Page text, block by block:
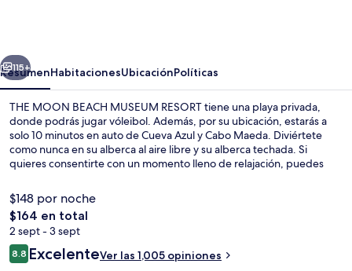
RESORT
Siguiente
115+
ResumenHabitacionesUbicaciónPolíticas
THE MOON BEACH MUSEUM RESORT tiene una playa privada,
donde podrás jugar vóleibol. Además, por su ubicación, estarás a
solo 10 minutos en auto de Cueva Azul y Cabo Maeda. Diviértete
como nunca en su alberca al aire libre y su alberca techada. Si
quieres consentirte con un momento lleno de relajación, puedes
CORALLO, que está frente al mar y sirve el desayuno, la comida y la
cena. La propiedad destaca por su bar o lounge, su sauna y su
alberca al aire libre por temporada. A otros visitantes les gusta la
condición en general.
$148 por noche
El
precio
total
es
$164 en total
2 sept - 3 sept
Opiniones
8.88.8 de 10,
ExcelenteVer las 1,005 opiniones